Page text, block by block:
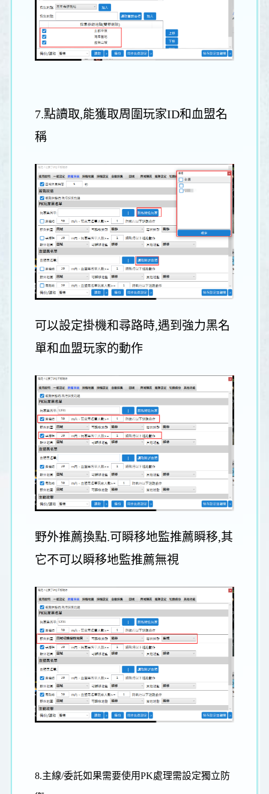
7.點讀取,能獲取周圍玩家ID和血盟名
稱
可以設定掛機和尋路時,遇到強力黑名
單和血盟玩家的動作
野外推薦換點.可瞬移地監推薦瞬移,其
它不可以瞬移地監推薦無視
8.主線/委託如果需要使用PK處理需設定獨立防